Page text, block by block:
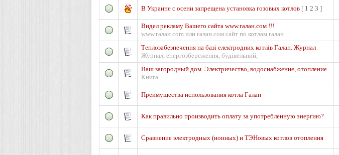
В Украине с осени запрещена установка гозовых котлов [ 1 2 3 ]
Видел рекламу Вашего сайта www.галан.сом !!!
www.галан.com или галан.сом сайт по котлам галан
Теплозабезпечення на базі електродних котлів Галан. Журнал
Журнал, енергозбереження, будівельний,
Ваш загородный дом. Электричество, водоснабжение, отопление
Книга
Преимущества использования котла Галан
Как правильно производить оплату за употребленную энергию?
Сравнение электродных (ионных) и ТЭНовых котлов отопления